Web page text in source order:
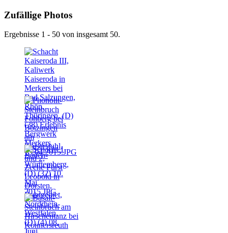
Zufällige Photos
Ergebnisse 1 - 50 von insgesamt 50.